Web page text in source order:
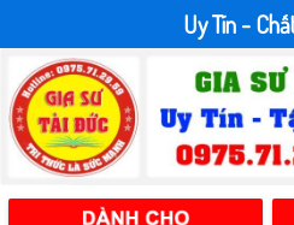
Uy Tín -